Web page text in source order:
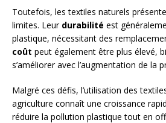
Toutefois, les textiles naturels
limites. Leur durabilité est
plastique, nécessitant des
coût peut également être plus élevé,
s’améliorer avec l’augmentation de la
Malgré ces défis, l’utilisation des
agriculture connaît une croissance
réduire la pollution plastique tout en